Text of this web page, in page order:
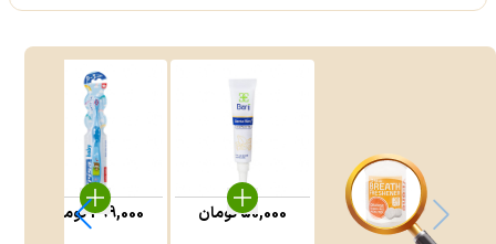
50,000تومان 299,000تومان